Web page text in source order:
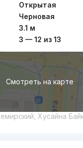
Открытая
Черновая
3.1 м
3 — 12 из 13
Смотреть на карте
Хусайна